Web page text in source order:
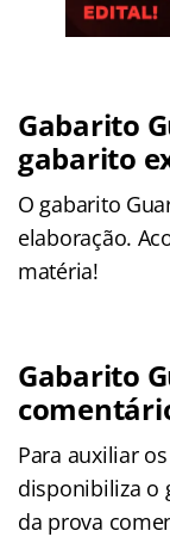
Gabarito
gabarito
O gabarito
elaboração.
matéria!
Gabarito
Para auxiliar
disponibiliza o
da prova